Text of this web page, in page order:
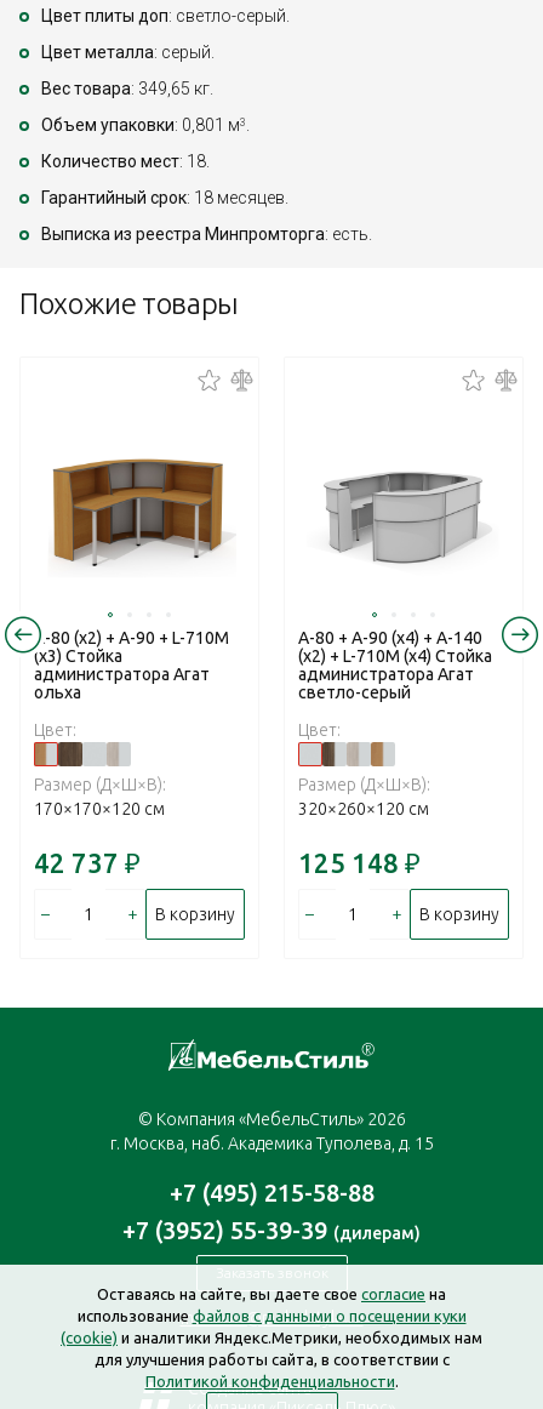
Цвет плиты доп: светло-серый.
Цвет металла: серый.
Вес товара: 349,65 кг.
Объем упаковки: 0,801 м3 .
Количество мест: 18.
Гарантийный срок: 18 месяцев.
Выписка из реестра Минпромторга: есть.
Похожие товары
А-80 (x2) + А-90 + L-710М
(х3) Стойка
администратора Агат
ольха
Цвет:
Размер (Д×Ш×В):
170×170×120 см
42 737 ₽
– + В корзину
А-80 + А-90 (x4) + А-140
(x2) + L-710М (х4) Стойка
администратора Агат
светло-серый
Цвет:
Размер (Д×Ш×В):
320×260×120 см
125 148 ₽
– + В корзину
© Компания «МебельСтиль» 2026
г. Москва, наб. Академика Туполева, д. 15
+7 (495) 215-58-88
+7 (3952) 55-39-39 (дилерам)
Заказать звонок
moscow@mebelstyle.ru
Создание сайта —
Оставаясь на сайте, вы даете свое согласие на
использованиефайлов с данными о посещении куки
(cookie) и аналитики Яндекс.Метрики, необходимых нам
для улучшения работы сайта, в соответствии с
Политикой конфиденциальности.